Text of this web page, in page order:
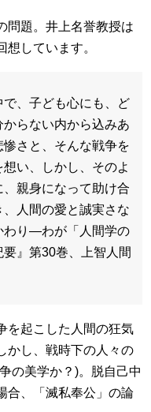
問題。井上名誉教授は
しています。
、子ども心にも、ど
らない内から込みあ
さと、そんな戦争を
い、しかし、そのよ
親身になって助け合
人間の愛と誠実さな
わり―わが「人間学の
』第30巻、上智人間
を起こした人間の狂気
かし、戦時下の人々の
の美学か？)。脱自己中
合、「滅私奉公」の論